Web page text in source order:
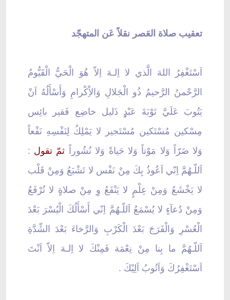
تعقيب صلاة العَصر نقلاً عَن المتهجّد
اَسْتَغْفِرُ اللهَ الَّذي لا اِلـهَ اِلاّ هُوَ الْحَيُّ الْقَيُّومُ
الرَّحْمنُ الرَّحيمُ ذُو الْجَلالِ وَالاِْكْرامِ وَأَسْأَلُهُ اَنْ
يَتُوبَ عَلَيَّ تَوْبَةَ عَبْدٍٍِِ ذَليل خاضِع فَقير بائِس
مِسْكين مُسْتَكين مُسْتَجير لا يَمْلِكُ لِنَفْسِهِ نَفْعاً
وَلا ضَرّاً وَلا مَوْتاً وَلا حَياةً وَلا نُشُوراً ثمّ تقول :
اَللّـهُمَّ اِنّي اَعُوذُ بِكَ مِنْ نَفْس لا تَشْبَعُ وَمِنْ قَلْب
لا يَخْشَعُ وَمِنْ عِلْمٍ لا يَنْفَعُ وِ مِنْ صلاةٍ لا تُرْفَعُ
وَمِنْ دُعآءٍ لا يُسْمَعُ اَللّـهُمَّ اِنّي أَسْأَلُكَ الْيُسْرَ بَعْدَ
الْعُسْرِ وَالْفَرَجَ بَعْدَ الْكَرْبِ وَالرَّخاءَ بَعْدَ الشِّدَّةِ
اَللّـهُمَّ ما بِنا مِنْ نِعْمَة فَمِنْكَ لا اِلـهَ اِلاّ اَنْتَ
اَسْتَغْفِرُكَ وَاَتُوبُ اَلِيْكَ .